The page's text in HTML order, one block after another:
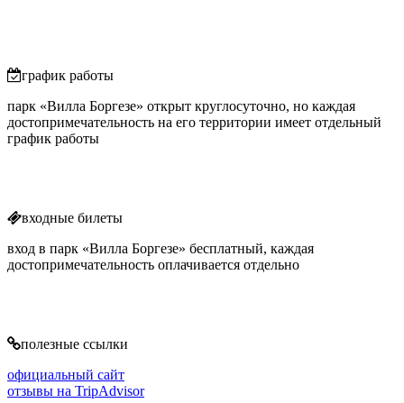
график работы
парк «Вилла Боргезе» открыт круглосуточно, но каждая
достопримечательность на его территории имеет отдельный
график работы
входные билеты
вход в парк «Вилла Боргезе» бесплатный, каждая
достопримечательность оплачивается отдельно
полезные ссылки
официальный сайт
отзывы на TripAdvisor